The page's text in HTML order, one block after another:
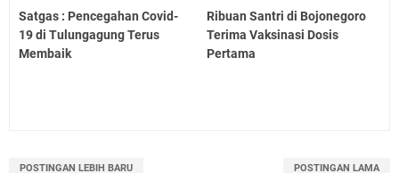
Satgas : Pencegahan Covid-
19 di Tulungagung Terus
Membaik
Ribuan Santri di Bojonegoro
Terima Vaksinasi Dosis
Pertama
POSTINGAN LEBIH BARU POSTINGAN LAMA